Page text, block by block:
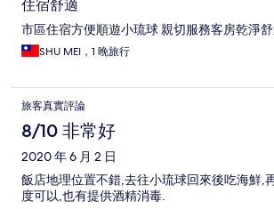
住宿舒適
市區住宿方便順遊小琉球 親切服務客房乾淨
SHU MEI，1 晚旅行
旅客真實評論
8/10 非常好
2020 年 6 月 2 日
飯店地理位置不錯,去往小琉球回來後吃海鮮,
度可以,也有提供酒精消毒.